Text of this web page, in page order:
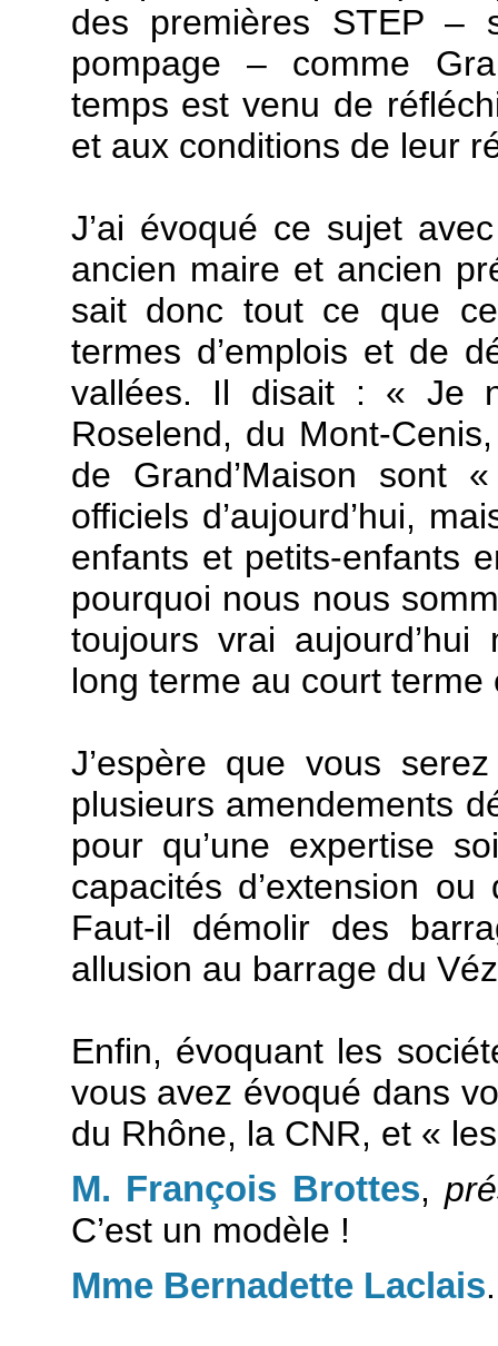
des premières STEP –
pompage – comme
temps est venu de
et aux conditions de leur
J’ai évoqué ce sujet
ancien maire et ancien
sait donc tout ce que
termes d’emplois et de
vallées. Il disait : « Je
Roselend, du Mont-
de Grand’Maison sont
officiels d’aujourd’hui,
enfants et petits-enfants
pourquoi nous nous
toujours vrai
long terme au court terme
J’espère que vous
plusieurs amendements
pour qu’une expertise
capacités d’extension ou
Faut-il démolir des
allusion au barrage du
Enfin, évoquant les
vous avez évoqué dans
du Rhône, la CNR, et «
M. François Brottes,
C’est un modèle !
Mme Bernadette Laclais